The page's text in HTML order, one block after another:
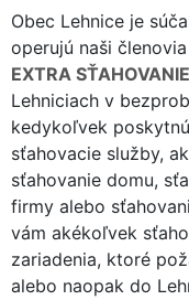
Obec Lehnice je
operujú naši
EXTRA SŤAHOVANIE
Lehniciach v
kedykoľvek
sťahovacie služby,
sťahovanie domu,
firmy alebo
vám akékoľvek
zariadenia, ktoré
alebo naopak do